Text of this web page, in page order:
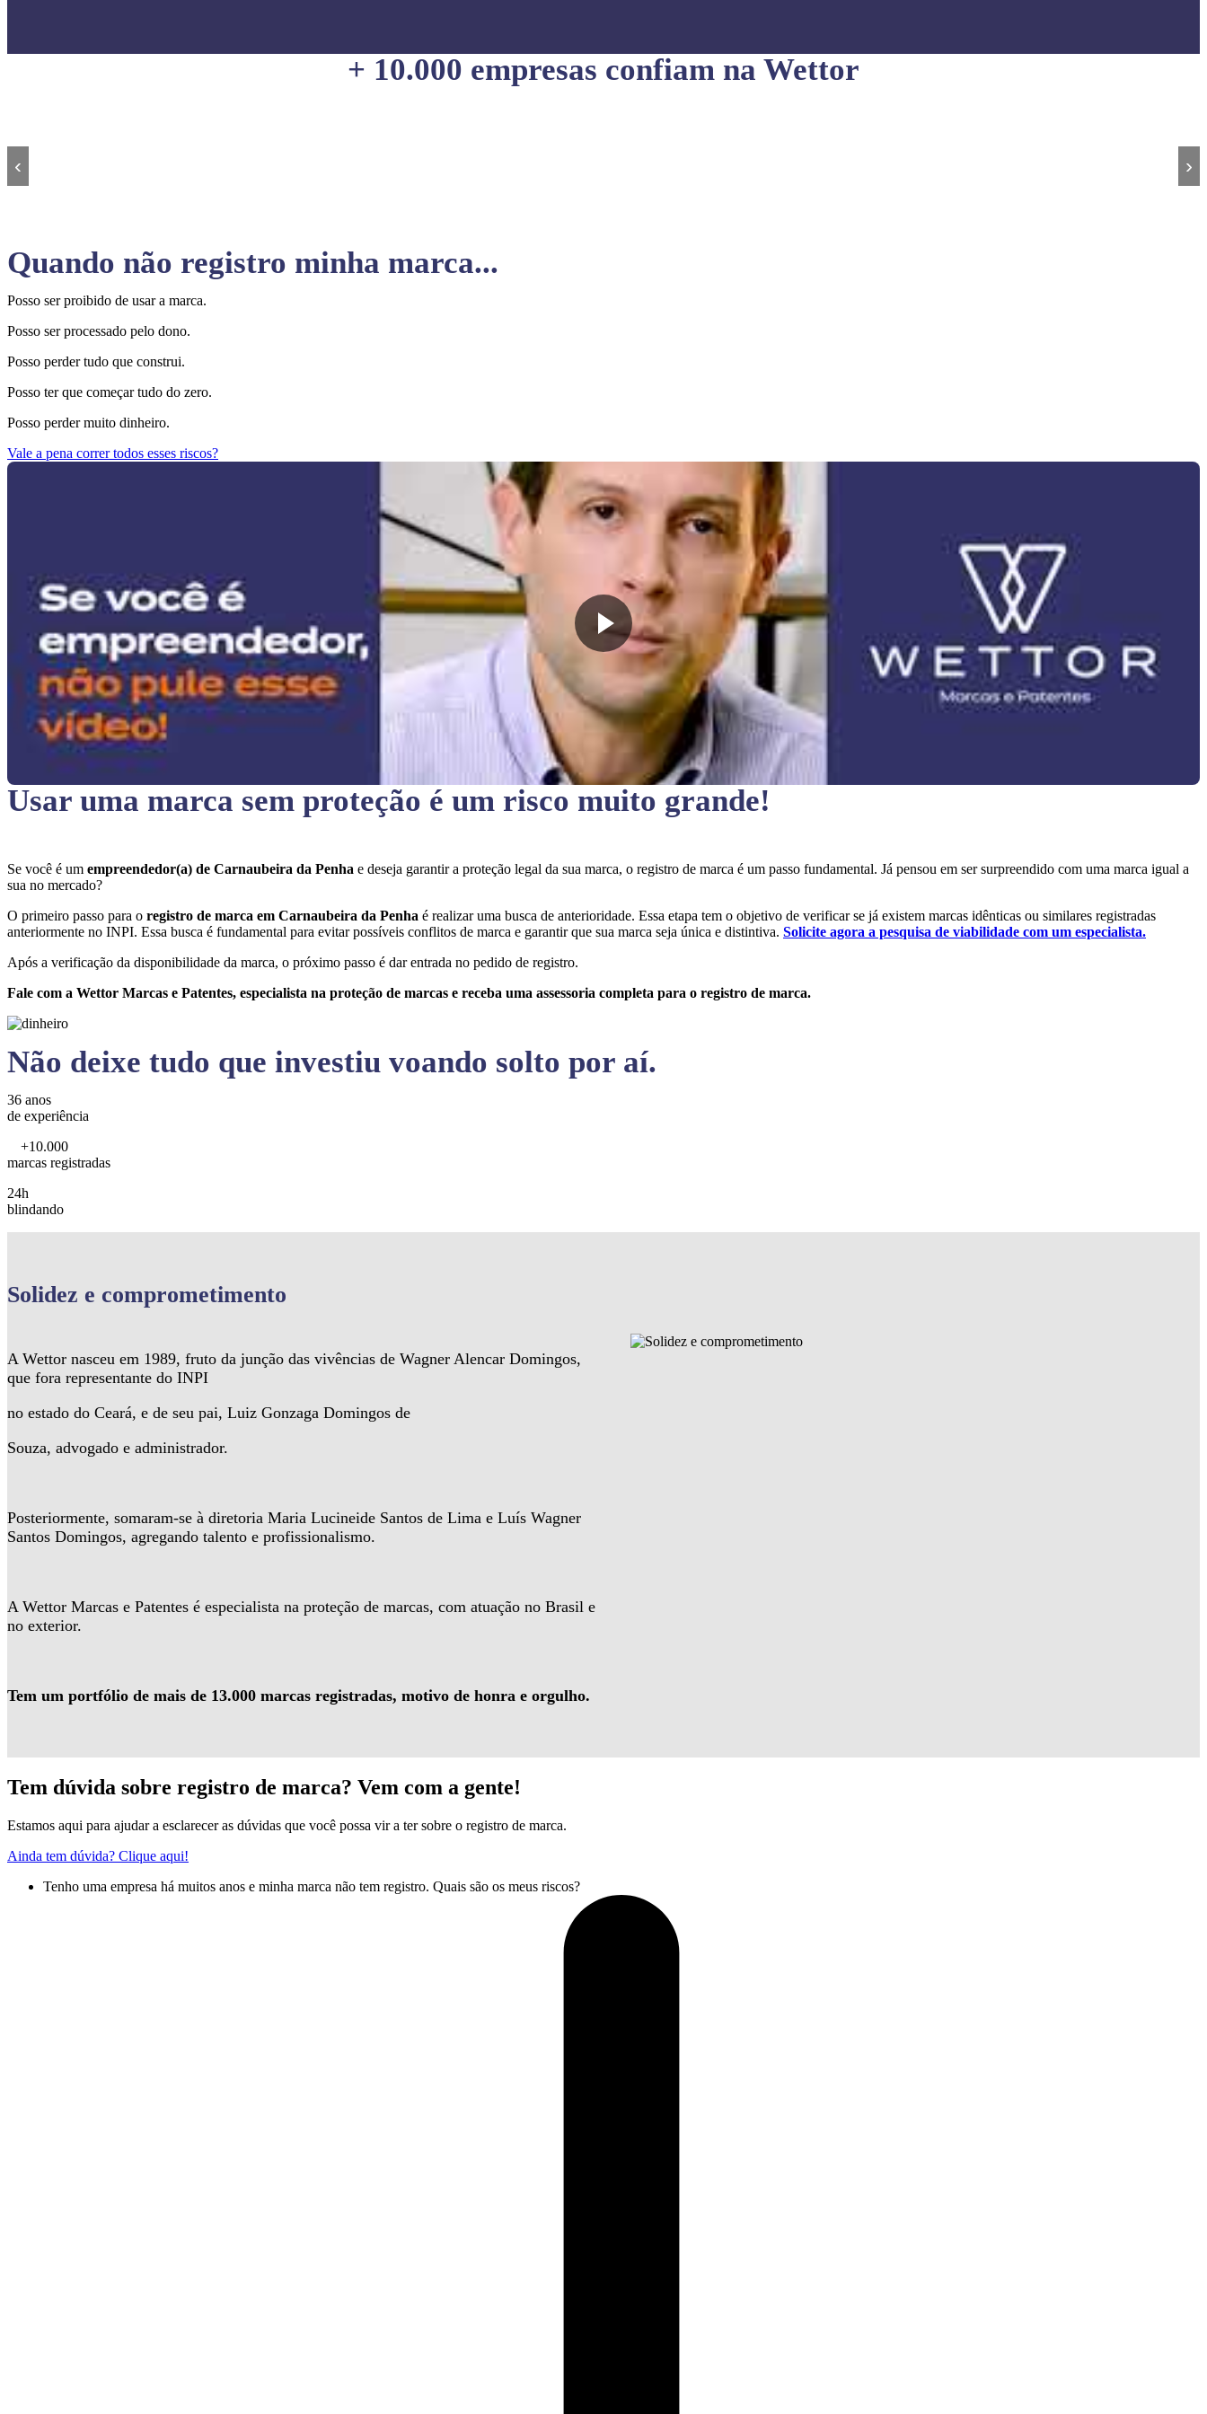
+ 10.000 empresas confiam na Wettor
‹ ›
Quando não registro minha marca...
Posso ser proibido de usar a marca.
Posso ser processado pelo dono.
Posso perder tudo que construi.
Posso ter que começar tudo do zero.
Posso perder muito dinheiro.
Vale a pena correr todos esses riscos?
Usar uma marca sem proteção é um risco muito grande!
Se você é um empreendedor(a) de Carnaubeira da Penha e deseja garantir a proteção legal da sua marca, o registro de marca é um passo fundamental. Já pensou em ser surpreendido com uma marca igual a
sua no mercado?
O primeiro passo para o registro de marca em Carnaubeira da Penha é realizar uma busca de anterioridade. Essa etapa tem o objetivo de verificar se já existem marcas idênticas ou similares registradas
anteriormente no INPI. Essa busca é fundamental para evitar possíveis conflitos de marca e garantir que sua marca seja única e distintiva. Solicite agora a pesquisa de viabilidade com um especialista.
Após a verificação da disponibilidade da marca, o próximo passo é dar entrada no pedido de registro.
Fale com a Wettor Marcas e Patentes, especialista na proteção de marcas e receba uma assessoria completa para o registro de marca.
Não deixe tudo que investiu voando solto por aí.
36 anos
de experiência
+10.000
marcas registradas
24h
blindando
Solidez e comprometimento
A Wettor nasceu em 1989, fruto da junção das vivências de Wagner Alencar Domingos,
que fora representante do INPI
no estado do Ceará, e de seu pai, Luiz Gonzaga Domingos de
Souza, advogado e administrador.
Posteriormente, somaram-se à diretoria Maria Lucineide Santos de Lima e Luís Wagner
Santos Domingos, agregando talento e profissionalismo.
A Wettor Marcas e Patentes é especialista na proteção de marcas, com atuação no Brasil e
no exterior.
Tem um portfólio de mais de 13.000 marcas registradas, motivo de honra e orgulho.
Tem dúvida sobre registro de marca? Vem com a gente!
Estamos aqui para ajudar a esclarecer as dúvidas que você possa vir a ter sobre o registro de marca.
Ainda tem dúvida? Clique aqui!
Tenho uma empresa há muitos anos e minha marca não tem registro. Quais são os meus riscos?